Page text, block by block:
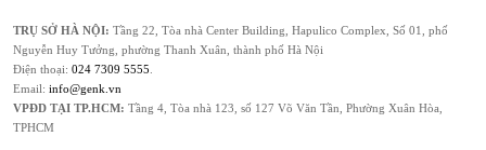
TRỤ SỞ HÀ NỘI: Tầng 22, Tòa nhà Center Building, Hapulico Complex, Số 01, phố
Nguyễn Huy Tưởng, phường Thanh Xuân, thành phố Hà Nội
Điện thoại: 024 7309 5555
Email: info@genk.vn
VPĐD TẠI TP.HCM: Tầng 4, Tòa nhà 123, số 127 Võ Văn Tần, Phường Xuân Hòa,
TPHCM